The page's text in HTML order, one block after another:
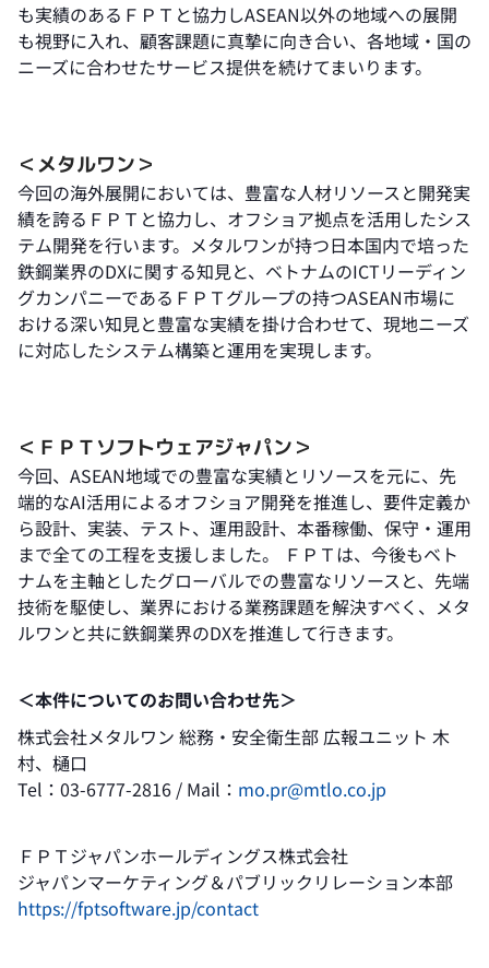
も実績のあるＦＰＴと協力しASEAN以外の地域への展開
も視野に入れ、顧客課題に真摯に向き合い、各地域・国の
ニーズに合わせたサービス提供を続けてまいります。
＜メタルワン＞
今回の海外展開においては、豊富な人材リソースと開発実
績を誇るＦＰＴと協力し、オフショア拠点を活用したシス
テム開発を行います。メタルワンが持つ日本国内で培った
鉄鋼業界のDXに関する知見と、ベトナムのICTリーディン
グカンパニーであるＦＰＴグループの持つASEAN市場に
おける深い知見と豊富な実績を掛け合わせて、現地ニーズ
に対応したシステム構築と運用を実現します。
＜ＦＰＴソフトウェアジャパン＞
今回、ASEAN地域での豊富な実績とリソースを元に、先
端的なAI活用によるオフショア開発を推進し、要件定義か
ら設計、実装、テスト、運用設計、本番稼働、保守・運用
まで全ての工程を支援しました。 ＦＰＴは、今後もベト
ナムを主軸としたグローバルでの豊富なリソースと、先端
技術を駆使し、業界における業務課題を解決すべく、メタ
ルワンと共に鉄鋼業界のDXを推進して行きます。
＜本件についてのお問い合わせ先＞
株式会社メタルワン 総務・安全衛生部 広報ユニット 木
村、樋口
Tel：03-6777-2816 / Mail： mo.pr@mtlo.co.jp
ＦＰＴジャパンホールディングス株式会社
ジャパンマーケティング＆パブリックリレーション本部
https://fptsoftware.jp/contact